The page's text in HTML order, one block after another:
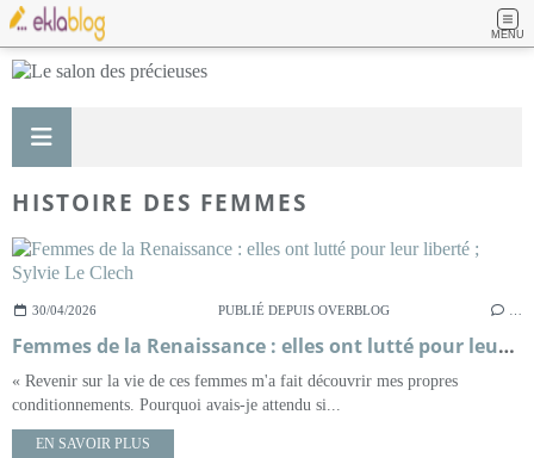
MENU
HISTOIRE DES FEMMES
30/04/2026 PUBLIÉ DEPUIS OVERBLOG
Femmes de la Renaissance : elles ont lutté pour leur liberté ; Sylvie Le Clech
« Revenir sur la vie de ces femmes m'a fait découvrir mes propres
conditionnements. Pourquoi avais-je attendu si...
EN SAVOIR PLUS